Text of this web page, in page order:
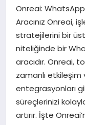
MAGAZIN
SAĞLIK
SIYASET
SPOR
TEKNOLOJI
Onreai:
Aracınız Onreai,
stratejilerini bir
niteliğinde bir
aracıdır. Onreai,
zamanlı etkileşim
entegrasyonları
süreçlerinizi
artırır. İşte